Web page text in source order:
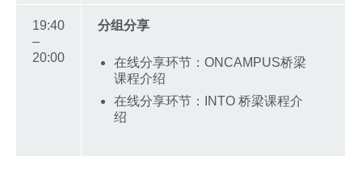
19:40
–
20:00
分组分享
在线分享环节：ONCAMPUS桥梁
课程介绍
在线分享环节：INTO 桥梁课程介
绍